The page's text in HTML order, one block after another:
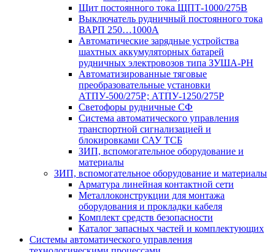
Щит постоянного тока ЩПТ-1000/275В
Выключатель рудничный постоянного тока
ВАРП 250…1000А
Автоматические зарядные устройства
шахтных аккумуляторных батарей
рудничных электровозов типа ЗУША-РН
Автоматизированные тяговые
преобразовательные установки
АТПУ-500/275Р; АТПУ-1250/275Р
Светофоры рудничные СФ
Система автоматического управления
транспортной сигнализацией и
блокировками САУ ТСБ
ЗИП, вспомогательное оборудование и
материалы
ЗИП, вспомогательное оборудование и материалы
Арматура линейная контактной сети
Металлоконструкции для монтажа
оборудования и прокладки кабеля
Комплект средств безопасности
Каталог запасных частей и комплектующих
Системы автоматического управления